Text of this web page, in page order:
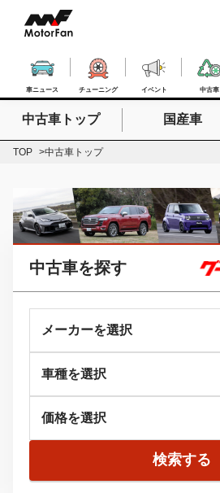
車ニュース チューニング イベント 中古車
検索したいキーワードを入力
中古車トップ 国産車
TOP 中古車トップ
中古車を探す
検索する